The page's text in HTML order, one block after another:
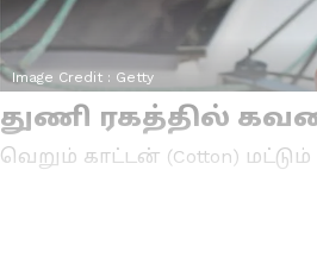
Image Credit : Getty
துணி ரகத்தில்
வெறும் காட்டன் (Cotton)